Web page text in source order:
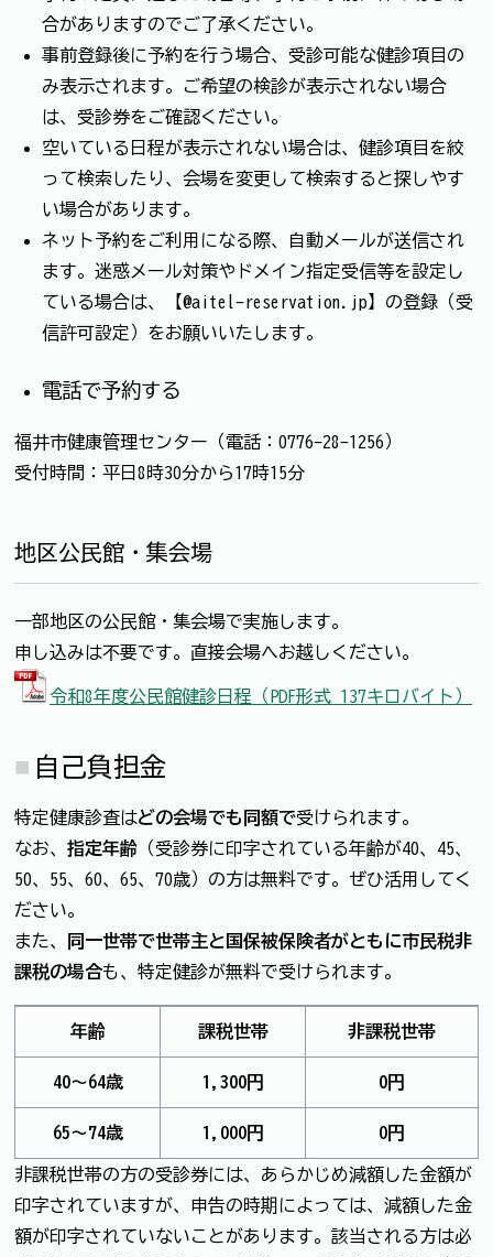
合がありますのでご了承ください。
事前登録後に予約を行う場合、受診可能な健診項目の
み表示されます。ご希望の検診が表示されない場合
は、受診券をご確認ください。
空いている日程が表示されない場合は、健診項目を絞
って検索したり、会場を変更して検索すると探しやす
い場合があります。
ネット予約をご利用になる際、自動メールが送信され
ます。迷惑メール対策やドメイン指定受信等を設定し
ている場合は、【@aitel-reservation.jp】の登録（受
信許可設定）をお願いいたします。
電話で予約する
福井市健康管理センター（電話：0776-28-1256）
受付時間：平日8時30分から17時15分
地区公民館・集会場
一部地区の公民館・集会場で実施します。
申し込みは不要です。直接会場へお越しください。
令和8年度公民館健診日程（PDF形式 137キロバイト）
自己負担金
特定健康診査はどの会場でも同額で受けられます。
なお、 指定年齢 （受診券に印字されている年齢が40、45、
50、55、60、65、70歳）の方は無料です。ぜひ活用してく
ださい。
また、
同一世帯で世帯主と国保被保険者がともに市民税非
課税の場合も、特定健診が無料で受けられます。
年齢 課税世帯 非課税世帯
40～64歳 1,300円 0円
65～74歳 1,000円 0円
非課税世帯の方の受診券には、あらかじめ減額した金額が
印字されていますが、申告の時期によっては、減額した金
額が印字されていないことがあります。該当される方は必